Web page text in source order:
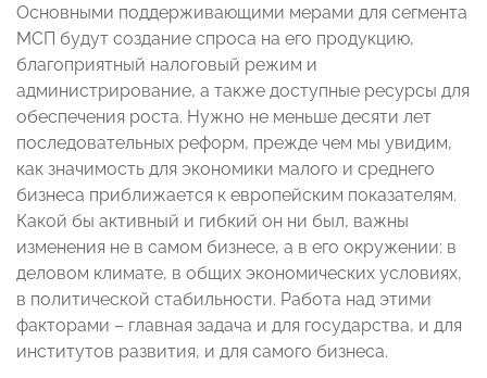
Основными поддерживающими мерами для сегмента
МСП будут создание спроса на его продукцию,
благоприятный налоговый режим и
администрирование, а также доступные ресурсы для
обеспечения роста. Нужно не меньше десяти лет
последовательных реформ, прежде чем мы увидим,
как значимость для экономики малого и среднего
бизнеса приближается к европейским показателям.
Какой бы активный и гибкий он ни был, важны
изменения не в самом бизнесе, а в его окружении: в
деловом климате, в общих экономических условиях,
в политической стабильности. Работа над этими
факторами – главная задача и для государства, и для
институтов развития, и для самого бизнеса.